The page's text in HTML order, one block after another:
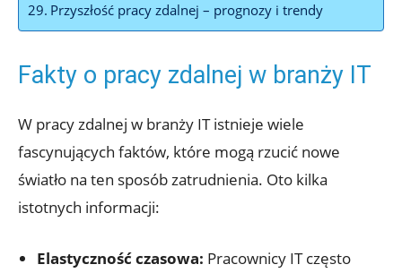
Przyszłość pracy ⁣zdalnej – prognozy i trendy
Fakty o pracy zdalnej​ w branży IT
W ‍pracy zdalnej w branży IT istnieje wiele
⁤fascynujących faktów, które mogą rzucić nowe⁣
światło ‍na ten sposób zatrudnienia. Oto‌ kilka
istotnych informacji:
Elastyczność czasowa: Pracownicy IT często